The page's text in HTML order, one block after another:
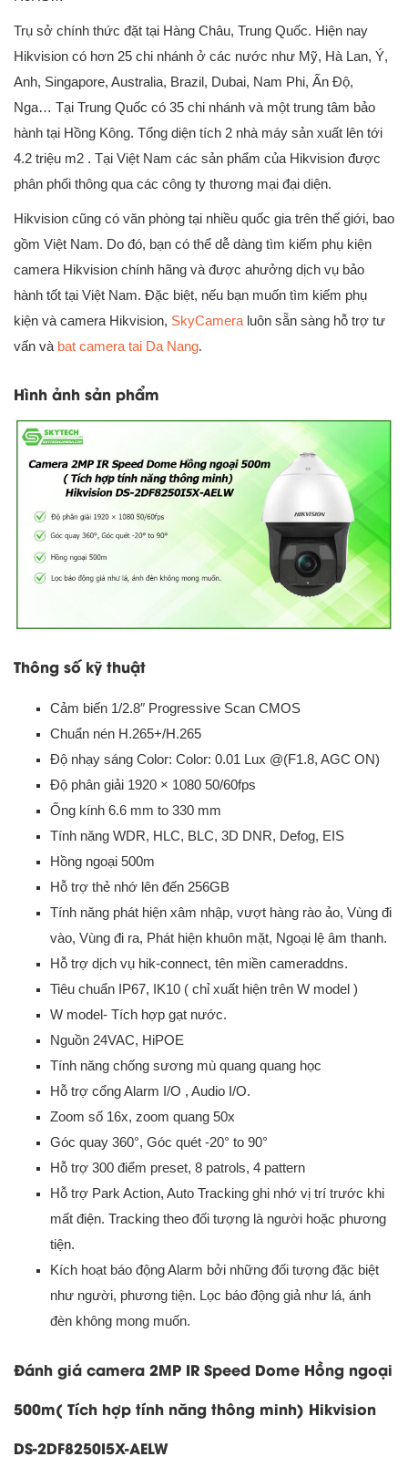
Trụ sở chính thức đặt tại Hàng Châu, Trung Quốc. Hiện nay
Hikvision có hơn 25 chi nhánh ở các nước như Mỹ, Hà Lan, Ý,
Anh, Singapore, Australia, Brazil, Dubai, Nam Phi, Ấn Độ,
Nga… Tại Trung Quốc có 35 chi nhánh và một trung tâm bảo
hành tại Hồng Kông. Tổng diện tích 2 nhà máy sản xuất lên tới
4.2 triệu m2 . Tại Việt Nam các sản phẩm của Hikvision được
phân phối thông qua các công ty thương mại đại diện.
Hikvision cũng có văn phòng tại nhiều quốc gia trên thế giới, bao
gồm Việt Nam. Do đó, bạn có thể dễ dàng tìm kiếm phụ kiện
camera Hikvision chính hãng và được ahưởng dịch vụ bảo
hành tốt tại Việt Nam. Đặc biệt, nếu bạn muốn tìm kiếm phụ
kiện và camera Hikvision, SkyCamera luôn sẵn sàng hỗ trợ tư
vấn và bat camera tai Da Nang.
Hình ảnh sản phẩm
Thông số kỹ thuật
Cảm biến 1/2.8″ Progressive Scan CMOS
Chuẩn nén H.265+/H.265
Độ nhạy sáng Color: Color: 0.01 Lux @(F1.8, AGC ON)
Độ phân giải 1920 × 1080 50/60fps
Ống kính 6.6 mm to 330 mm
Tính năng WDR, HLC, BLC, 3D DNR, Defog, EIS
Hồng ngoại 500m
Hỗ trợ thẻ nhớ lên đến 256GB
Tính năng phát hiện xâm nhập, vượt hàng rào ảo, Vùng đi
vào, Vùng đi ra, Phát hiện khuôn mặt, Ngoại lệ âm thanh.
Hỗ trợ dịch vụ hik-connect, tên miền cameraddns.
Tiêu chuẩn IP67, IK10 ( chỉ xuất hiện trên W model )
W model- Tích hợp gạt nước.
Nguồn 24VAC, HiPOE
Tính năng chống sương mù quang quang học
Hỗ trợ cổng Alarm I/O , Audio I/O.
Zoom số 16x, zoom quang 50x
Góc quay 360°, Góc quét -20° to 90°
Hỗ trợ 300 điểm preset, 8 patrols, 4 pattern
Hỗ trợ Park Action, Auto Tracking ghi nhớ vị trí trước khi
mất điện. Tracking theo đối tượng là người hoặc phương
tiện.
Kích hoạt báo động Alarm bởi những đối tượng đặc biệt
như người, phương tiện. Lọc báo động giả như lá, ánh
đèn không mong muốn.
Đánh giá camera 2MP IR Speed Dome Hồng ngoại
500m( Tích hợp tính năng thông minh) Hikvision
DS-2DF8250I5X-AELW